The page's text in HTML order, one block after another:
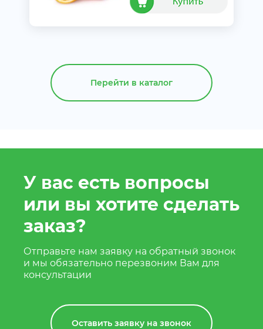
Перейти в каталог
У вас есть вопросы
или вы хотите сделать
заказ?
Отправьте нам заявку на обратный звонок
и мы обязательно перезвоним Вам для
консультации
Оставить заявку на звонок